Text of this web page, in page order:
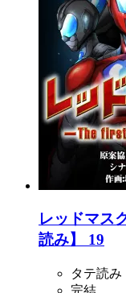
レッドマス
読み】 19
タテ読み
完結